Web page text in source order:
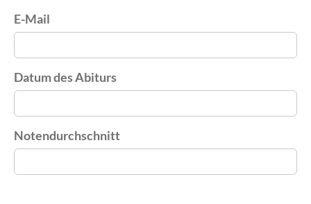
E-Mail
Datum des Abiturs
Notendurchschnitt